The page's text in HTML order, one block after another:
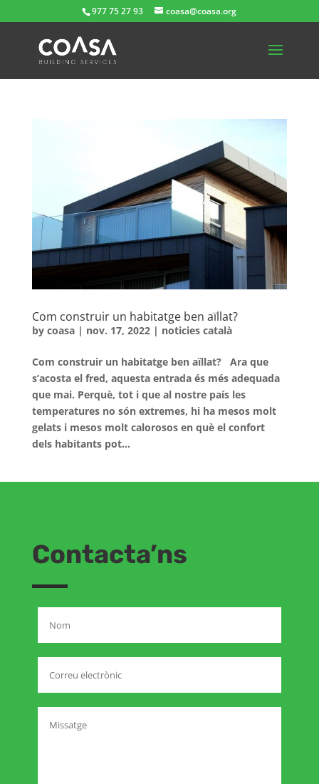
977 75 27 93 coasa@coasa.org
Com construir un habitatge ben aïllat?
by coasa| nov. 17, 2022| noticies català
Com construir un habitatge ben aïllat? Ara que
s’acosta el fred, aquesta entrada és més adequada
que mai. Perquè, tot i que al nostre país les
temperatures no són extremes, hi ha mesos molt
gelats i mesos molt calorosos en què el confort
dels habitants pot...
Contacta’ns